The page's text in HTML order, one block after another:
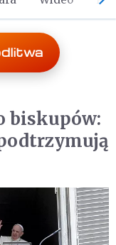
biskupów: